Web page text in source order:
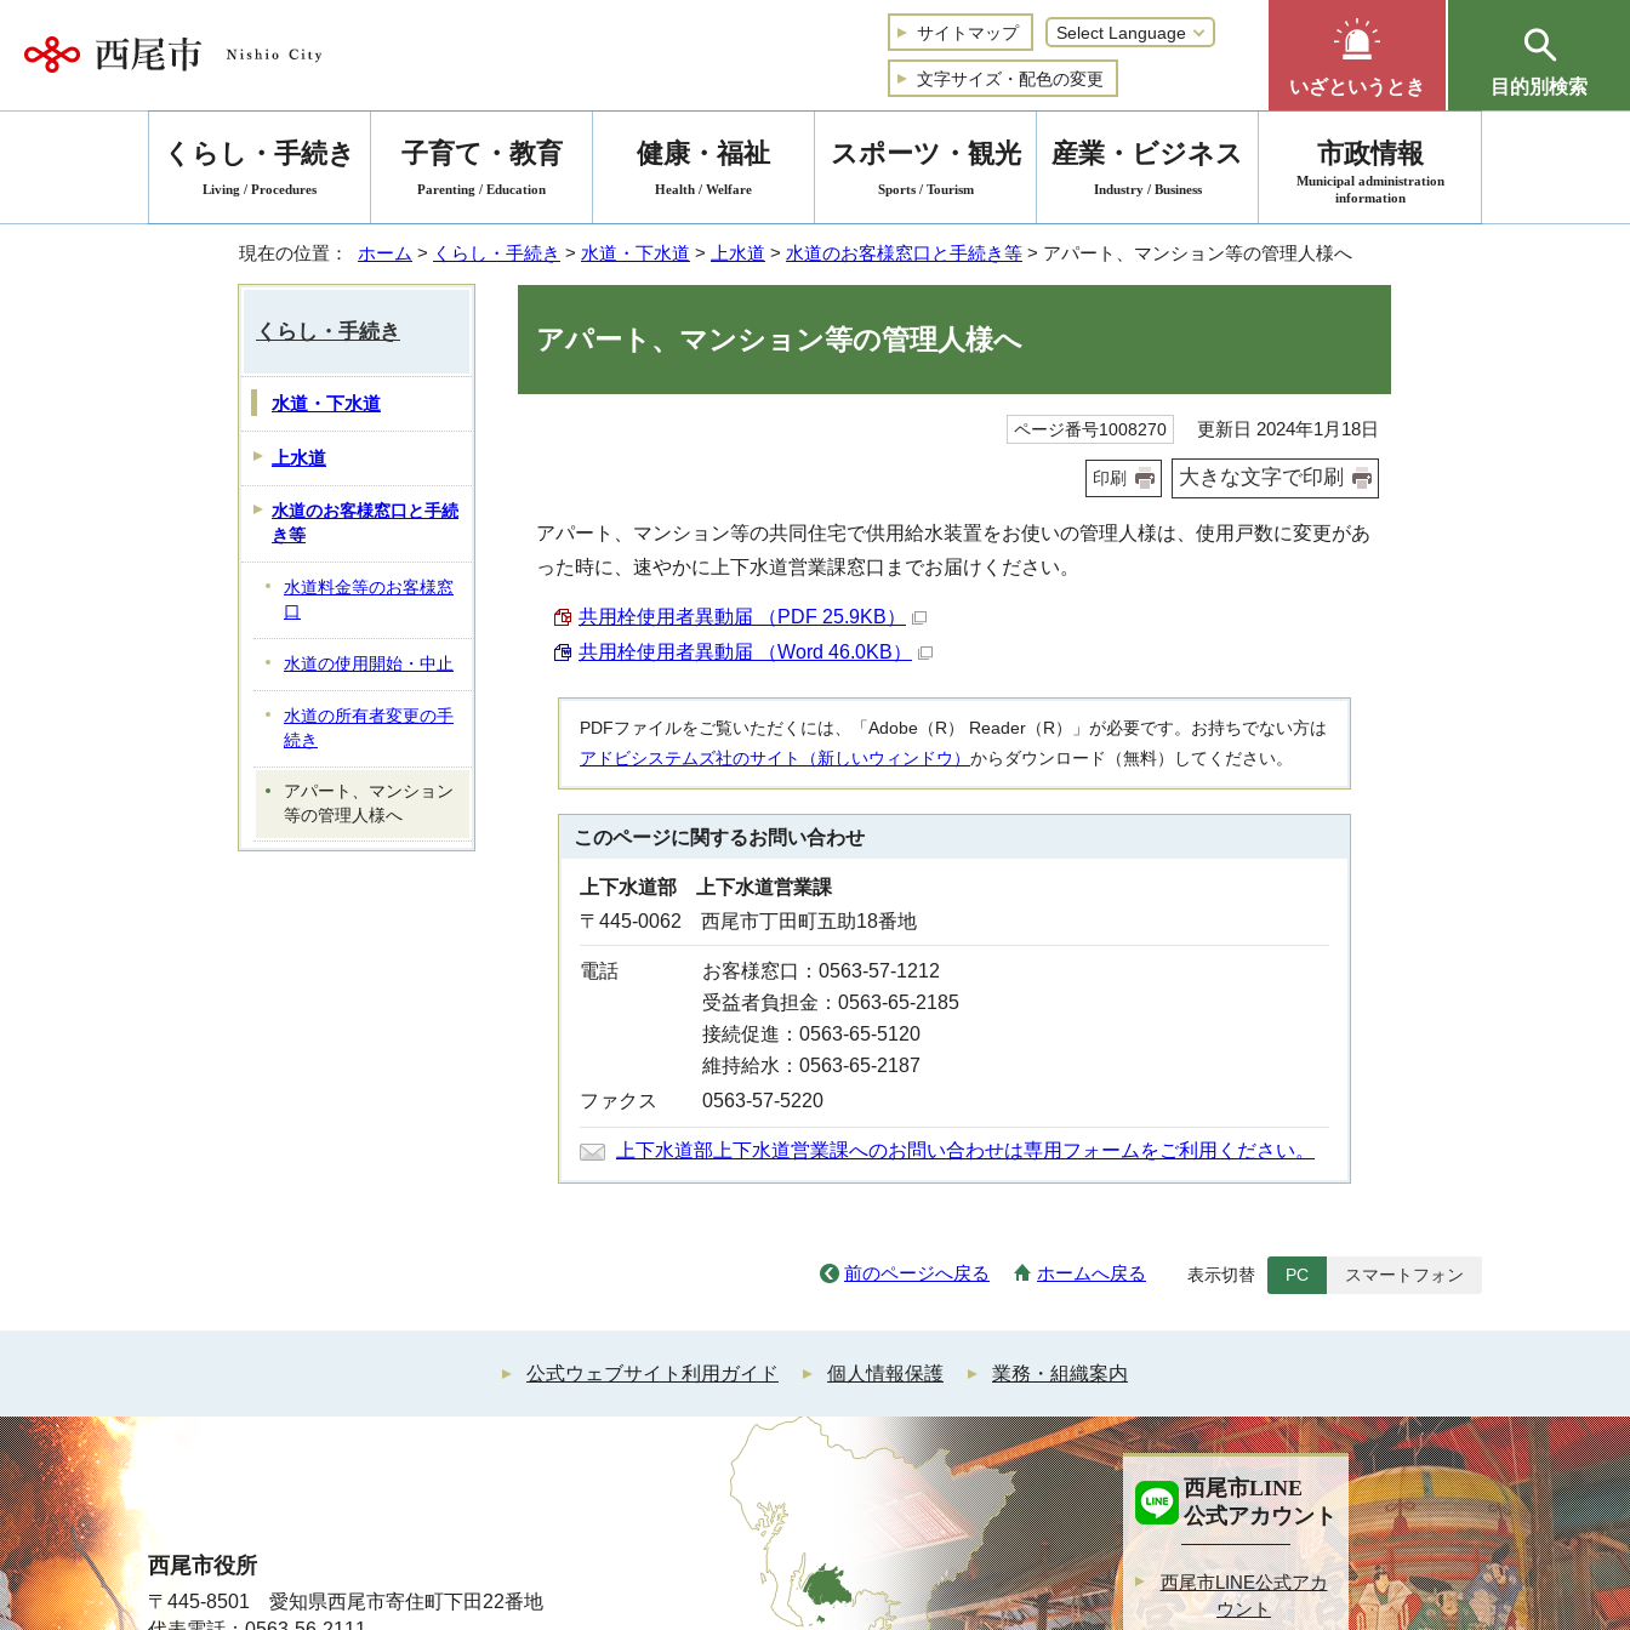
サイトマップ
文字サイズ・配色の変更 いざというとき 目的別検索
くらし・手続き
Living / Procedures
子育て・教育
Parenting / Education
健康・福祉
Health / Welfare
スポーツ・観光
Sports / Tourism
産業・ビジネス
Industry / Business
市政情報
Municipal administration
information
現在の位置： ホーム > くらし・手続き > 水道・下水道 > 上水道 > 水道のお客様窓口と手続き等 > アパート、マンション等の管理人様へ
アパート、マンション等の管理人様へ
ページ番号1008270 更新日 2024年1月18日
印刷 大きな文字で印刷
アパート、マンション等の共同住宅で供用給水装置をお使いの管理人様は、使用戸数に変更があ
った時に、速やかに上下水道営業課窓口までお届けください。
共用栓使用者異動届 （PDF 25.9KB）
共用栓使用者異動届 （Word 46.0KB）
PDFファイルをご覧いただくには、「Adobe（R） Reader（R）」が必要です。お持ちでない方は
アドビシステムズ社のサイト（新しいウィンドウ） からダウンロード（無料）してください。
このページに関するお問い合わせ
上下水道部 上下水道営業課
〒445-0062 西尾市丁田町五助18番地
電話
お客様窓口：0563-57-1212
受益者負担金：0563-65-2185
接続促進：0563-65-5120
維持給水：0563-65-2187
ファクス
0563-57-5220
上下水道部上下水道営業課へのお問い合わせは専用フォームをご利用ください。
くらし・手続き
水道・下水道
上水道
水道のお客様窓口と手続
き等
水道料金等のお客様窓
口
水道の使用開始・中止
水道の所有者変更の手
続き
アパート、マンション
等の管理人様へ
前のページへ戻る ホームへ戻る 表示切替 PC スマートフォン
公式ウェブサイト利用ガイド 個人情報保護 業務・組織案内
西尾市役所
〒445-8501 愛知県西尾市寄住町下田22番地
西尾市LINE
公式アカウント
西尾市LINE公式アカ
ウント